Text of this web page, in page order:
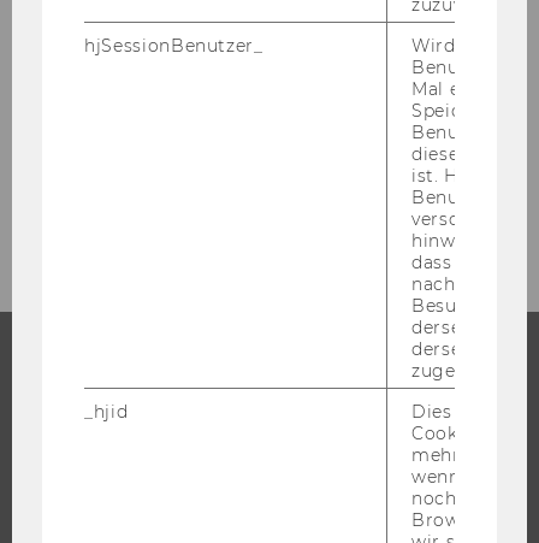
Projektleírás
STUDIUM
zuzuweisen
hjSessionBenutzer_
Wird gesetzt,
Benutzer
Mal eine
Speichert die
Benutzer-ID,
diese Seite
ist. Hotjar
Benutzer
verschiedene
hinweg.Stellt
dass Daten
Besuchen auf
derselben
derselben
zugeordnet
_hjid
Dies ist ein
Cookie, das
mehr setzen,
wenn ein
noch in
Browser hat,